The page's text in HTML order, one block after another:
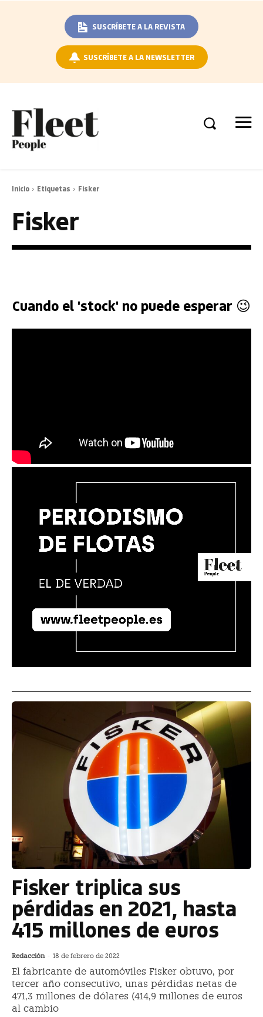
SUSCRÍBETE A LA REVISTA
SUSCRÍBETE A LA NEWSLETTER
Inicio Etiquetas Fisker
Fisker
Cuando el 'stock' no puede esperar 😉
Fisker triplica sus
pérdidas en 2021, hasta
415 millones de euros
Redacción - 18 de febrero de 2022
El fabricante de automóviles Fisker obtuvo, por
tercer año consecutivo, unas pérdidas netas de
471,3 millones de dólares (414,9 millones de euros
al cambio